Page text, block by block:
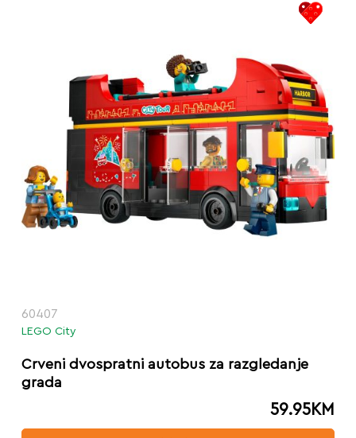
60407
LEGO City
Crveni dvospratni autobus za razgledanje
grada
59.95KM